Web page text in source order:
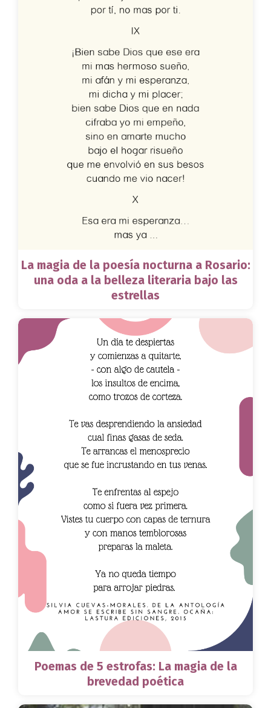
La magia de la poesía nocturna a Rosario:
una oda a la belleza literaria bajo las
estrellas
Poemas de 5 estrofas: La magia de la
brevedad poética